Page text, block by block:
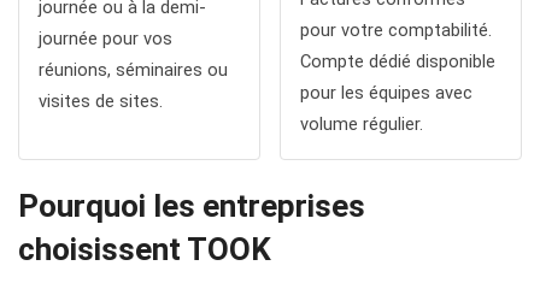
confidentialité
journée ou à la demi-
journée pour vos
réunions, séminaires ou
visites de sites.
pour votre comptabilité.
Compte dédié disponible
pour les équipes avec
volume régulier.
Pourquoi les entreprises
choisissent TOOK